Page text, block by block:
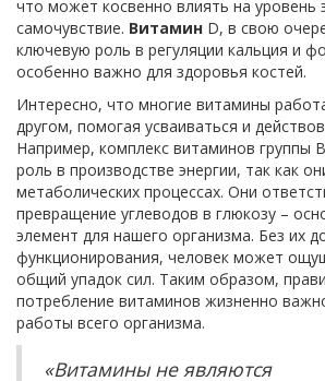
что может косвенно влиять на уровень
самочувствие. Витамин D, в свою
ключевую роль в регуляции кальция и
особенно важно для здоровья костей.
Интересно, что многие витамины
другом, помогая усваиваться и
Например, комплекс витаминов группы
роль в производстве энергии, так как
метаболических процессах. Они
превращение углеводов в глюкозу –
элемент для нашего организма. Без их
функционирования, человек может
общий упадок сил. Таким образом,
потребление витаминов жизненно
работы всего организма.
«Витамины не являются